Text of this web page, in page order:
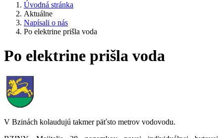
Úvodná stránka
Aktuálne
Napísali o nás
Po elektrine prišla voda
Po elektrine prišla voda
V Bzinách kolaudujú takmer päťsto metrov vodovodu.